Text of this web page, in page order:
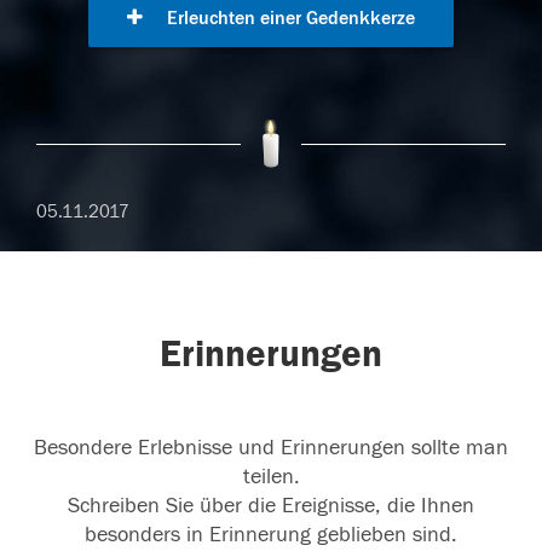
Erleuchten einer Gedenkkerze
05.11.2017
Erinnerungen
Besondere Erlebnisse und Erinnerungen sollte man
teilen.
Schreiben Sie über die Ereignisse, die Ihnen
besonders in Erinnerung geblieben sind.